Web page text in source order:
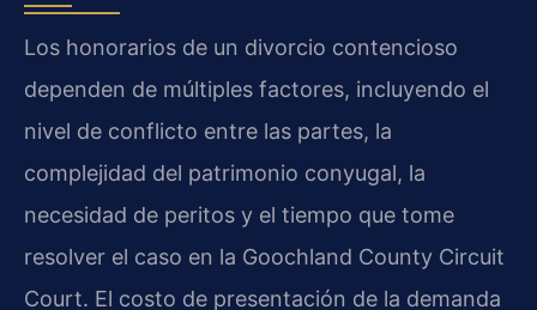
Los honorarios de un divorcio contencioso
dependen de múltiples factores, incluyendo el
nivel de conflicto entre las partes, la
complejidad del patrimonio conyugal, la
necesidad de peritos y el tiempo que tome
resolver el caso en la Goochland County Circuit
Court. El costo de presentación de la demanda